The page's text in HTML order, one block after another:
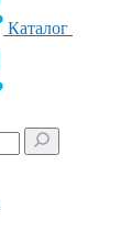
Каталог